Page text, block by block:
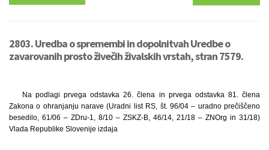
2803. Uredba o spremembi in dopolnitvah Uredbe o
zavarovanih prosto živečih živalskih vrstah, stran 7579.
Na podlagi prvega odstavka 26. člena in prvega odstavka 81. člena
Zakona o ohranjanju narave (Uradni list RS, št. 96/04 – uradno prečiščeno
besedilo, 61/06 – ZDru-1, 8/10 – ZSKZ-B, 46/14, 21/18 – ZNOrg in 31/18)
Vlada Republike Slovenije izdaja